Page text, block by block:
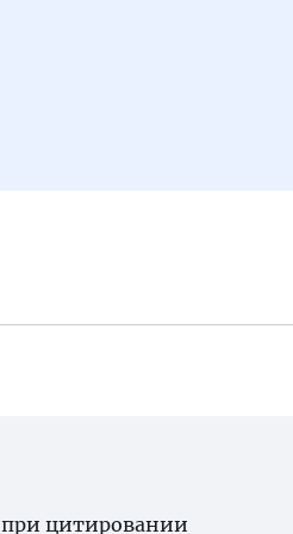
при цитировании